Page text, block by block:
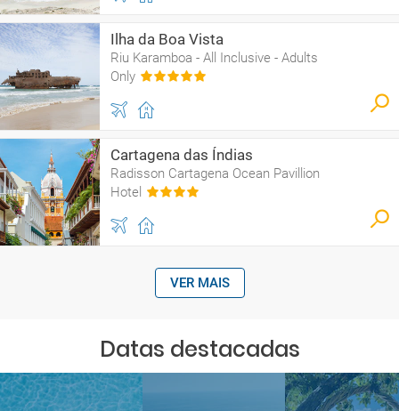
Ilha da Boa Vista
Riu Karamboa - All Inclusive - Adults
Only
Cartagena das Índias
Radisson Cartagena Ocean Pavillion
Hotel
VER MAIS
Datas destacadas